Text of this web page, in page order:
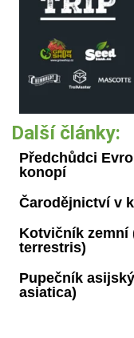
Další články:
Předchůdci
konopí
Čarodějnictví v
Kotvičník zemní
terrestris)
Pupečník
asiatica)